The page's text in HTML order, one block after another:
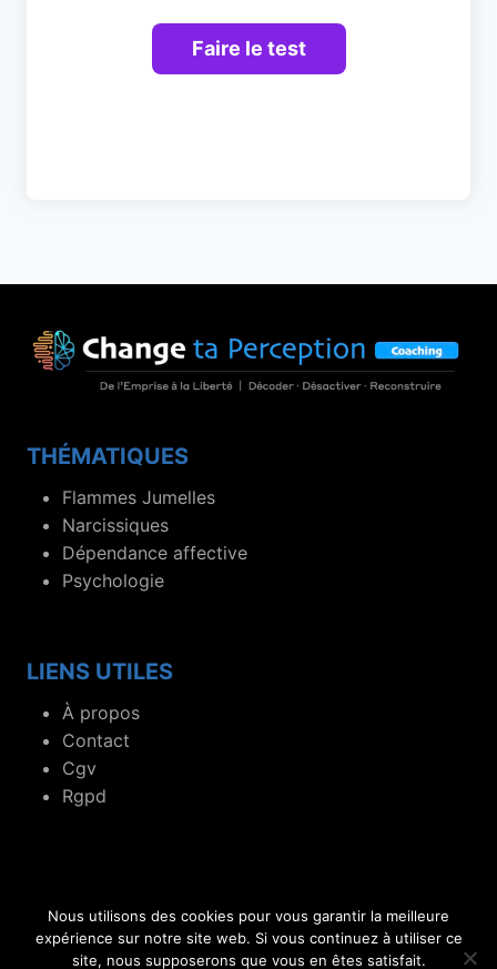
THÉMATIQUES
Flammes Jumelles
Narcissiques
Dépendance affective
Psychologie
LIENS UTILES
À propos
Contact
Cgv
Rgpd
© 2019- 2026 Blog dédié aux flammes jumelles et
relations toxiques.
Nous utilisons des cookies pour vous garantir la meilleure
expérience sur notre site web. Si vous continuez à utiliser ce
site, nous supposerons que vous en êtes satisfait.